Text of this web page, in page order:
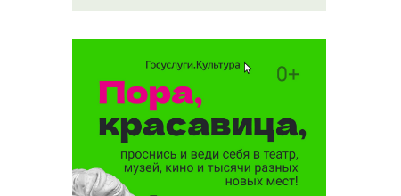
күрсәтүнең заманча алымы
тупланган. Исемлекне ел
саен яңартып торачаклар.
Лаеклыларга исә махсус
таныклык та бирәчәкләр.